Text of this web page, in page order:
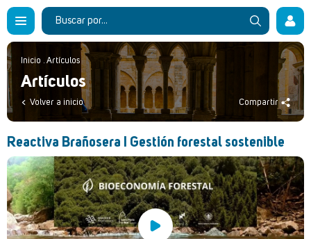
Inicio . Artículos
Artículos
Volver a inicio Compartir
Reactiva Brañosera I Gestión forestal sostenible